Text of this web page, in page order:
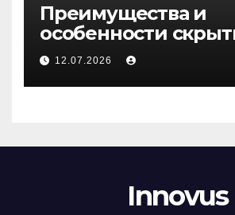
Преимущества и
особенности
дверей
12.07.2026
Innovus